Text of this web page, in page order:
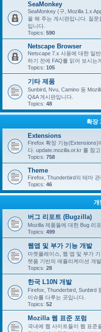
SeaMonkey
SeaMonkey (구, Mozilla 1.x
을 해 주는 게시판입니다. 질
입니다.
Topics: 590
Netscape Browser
Netscape 7.x 사용에 대한 일
하기 전에 FAQ를 읽어 보시는
Topics: 105
기타 제품
Sunbird, Nvu, Camino 등
Q&A 게시판입니다.
Topics: 48
확장
Extensions
Firefox 확장 기능(Extensions)
다. update.mozilla.or.kr 를 참
Topics: 758
Theme
Firefox, Thunderbird의 테마
Topics: 46
개
버그 리포트 (Bugzilla)
Mozilla 제품들에 대한 Bug 리
Topics: 499
웹앱 및 부가 기능 개발
마켓플레이스, 웹 앱 및 부가
랫폼 기반의 애플리케이션 개
Topics: 28
한국 L10N 개발
Firefox, Thunderbird, Sunbird
이슈를 다루는 곳입니다.
Topics: 52
Mozilla 웹 표준 포럼
국내에 웹 사이트들이 웹 표준